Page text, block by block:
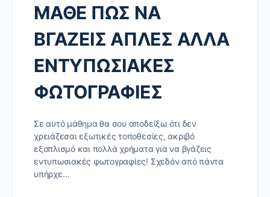
ΜΑΘΕ ΠΩΣ ΝΑ
ΒΓΑΖΕΙΣ ΑΠΛΕΣ ΑΛΛΑ
ΕΝΤΥΠΩΣΙΑΚΕΣ
ΦΩΤΟΓΡΑΦΙΕΣ
Σε αυτό μάθημα θα σου αποδείξω ότι δεν
χρειάζεσαι εξωτικές τοποθεσίες, ακριβό
εξοπλισμό και πολλά χρήματα για να βγάζεις
εντυπωσιακές φωτογραφίες! Σχεδόν από πάντα
υπήρχε…